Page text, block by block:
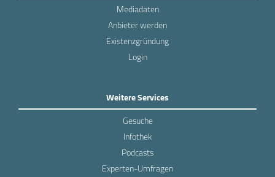
Mediadaten
Anbieter werden
Existenzgründung
Login
Weitere Services
Gesuche
Infothek
Podcasts
Experten-Umfragen